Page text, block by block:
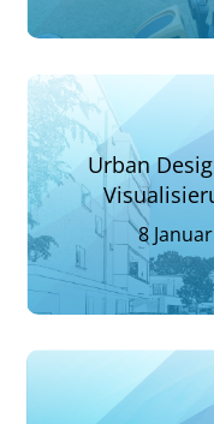
Urban
8 Januar